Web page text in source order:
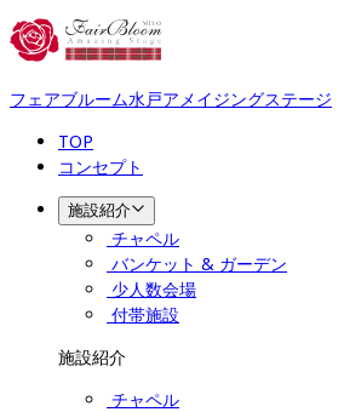
フェアブルーム水戸アメイジングステージ
TOP
コンセプト
施設紹介
チャペル
バンケット & ガーデン
少人数会場
付帯施設
施設紹介
チャペル